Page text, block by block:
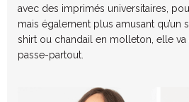
avec des imprimés universitaires,
mais également plus amusant qu’un
shirt ou chandail en molleton, elle
passe-partout.